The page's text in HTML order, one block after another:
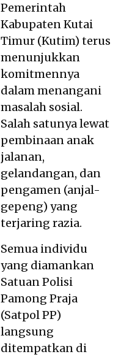
Pemerintah
Kabupaten Kutai
Timur (Kutim) terus
menunjukkan
komitmennya
dalam menangani
masalah sosial.
Salah satunya lewat
pembinaan anak
jalanan,
gelandangan, dan
pengamen (anjal-
gepeng) yang
terjaring razia.
Semua individu
yang diamankan
Satuan Polisi
Pamong Praja
(Satpol PP)
langsung
ditempatkan di